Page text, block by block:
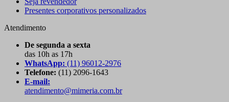
Presentes corporativos personalizados
Atendimento
De segunda a sexta
das 10h as 17h
WhatsApp: (11) 96012-2976
Telefone: (11) 2096-1643
E-mail:
atendimento@mimeria.com.br